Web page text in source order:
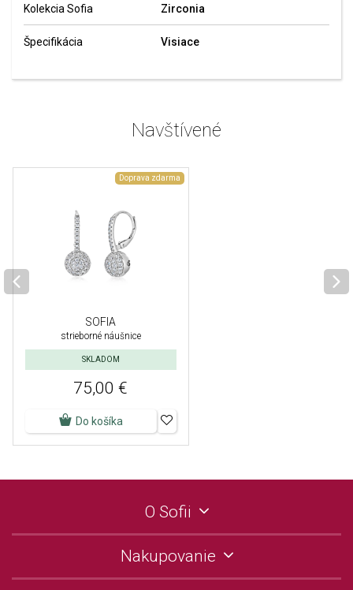
Kolekcia Sofia Zirconia
Špecifikácia Visiace
Navštívené
Doprava zdarma
SOFIA
strieborné náušnice
SKLADOM
75,00 €
Do košíka
O Sofii
Nakupovanie